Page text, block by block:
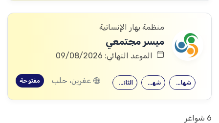
منظمة بهار الإنسانية
ميسر مجتمعي
الموعد النهائي: 09/08/2026
الثانوية العامة شهادة معهد شهادة جامعية عفرين، حلب مفتوحة
6 شواغر